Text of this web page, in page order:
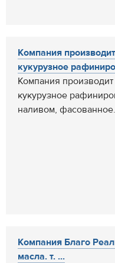
Компания
кукурузное
Компания
кукурузное
наливом,
Компания Благо
масла. т. ...